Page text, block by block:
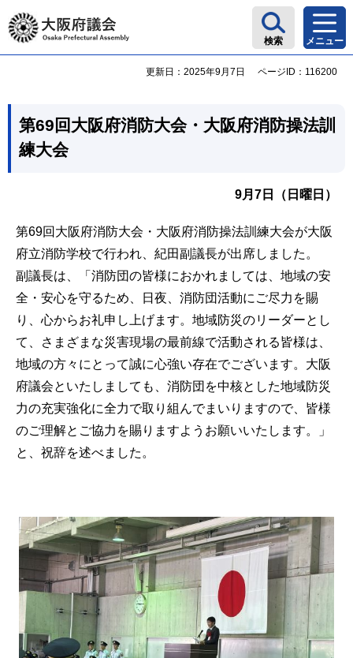
大阪府議会
検索 メニュー
更新日：2025年9月7日 ページID：116200
第69回大阪府消防大会・大阪府消防操法訓
練大会
9月7日（日曜日）
第69回大阪府消防大会・大阪府消防操法訓練大会が大阪
府立消防学校で行われ、紀田副議長が出席しました。
副議長は、「消防団の皆様におかれましては、地域の安
全・安心を守るため、日夜、消防団活動にご尽力を賜
り、心からお礼申し上げます。地域防災のリーダーとし
て、さまざまな災害現場の最前線で活動される皆様は、
地域の方々にとって誠に心強い存在でございます。大阪
府議会といたしましても、消防団を中核とした地域防災
力の充実強化に全力で取り組んでまいりますので、皆様
のご理解とご協力を賜りますようお願いいたします。」
と、祝辞を述べました。